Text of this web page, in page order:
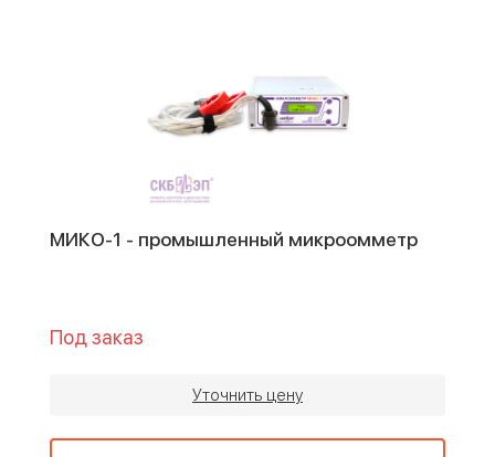
МИКО-1 - промышленный микроомметр
Под заказ
Уточнить цену